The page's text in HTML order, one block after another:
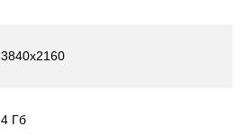
3840x2160
4 Гб